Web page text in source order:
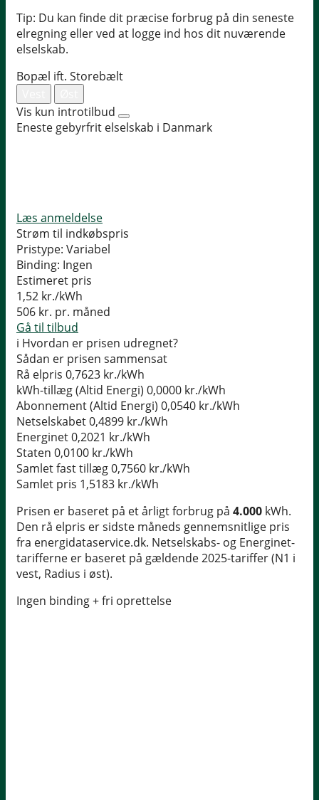
Tip: Du kan finde dit præcise forbrug på din seneste
elregning eller ved at logge ind hos dit nuværende
elselskab.
Bopæl ift. Storebælt
Vis kun introtilbud
Eneste gebyrfrit elselskab i Danmark
Læs anmeldelse
Strøm til indkøbspris
Pristype: Variabel
Binding: Ingen
Estimeret pris
1,52 kr./kWh
506 kr. pr. måned
Gå til tilbud
i Hvordan er prisen udregnet?
Sådan er prisen sammensat
Rå elpris 0,7623 kr./kWh
kWh-tillæg (Altid Energi) 0,0000 kr./kWh
Abonnement (Altid Energi) 0,0540 kr./kWh
Netselskabet0,4899 kr./kWh
Energinet0,2021 kr./kWh
Staten 0,0100 kr./kWh
Samlet fast tillæg0,7560 kr./kWh
Samlet pris 1,5183 kr./kWh
Prisen er baseret på et årligt forbrug på 4.000 kWh.
Den rå elpris er sidste måneds gennemsnitlige pris
fra energidataservice.dk. Netselskabs- og Energinet-
tarifferne er baseret på gældende 2025-tariffer (N1 i
vest, Radius i øst).
Ingen binding + fri oprettelse